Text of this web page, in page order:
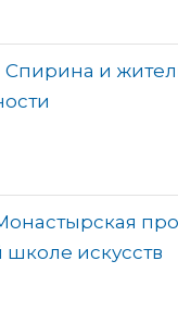
и
искусств